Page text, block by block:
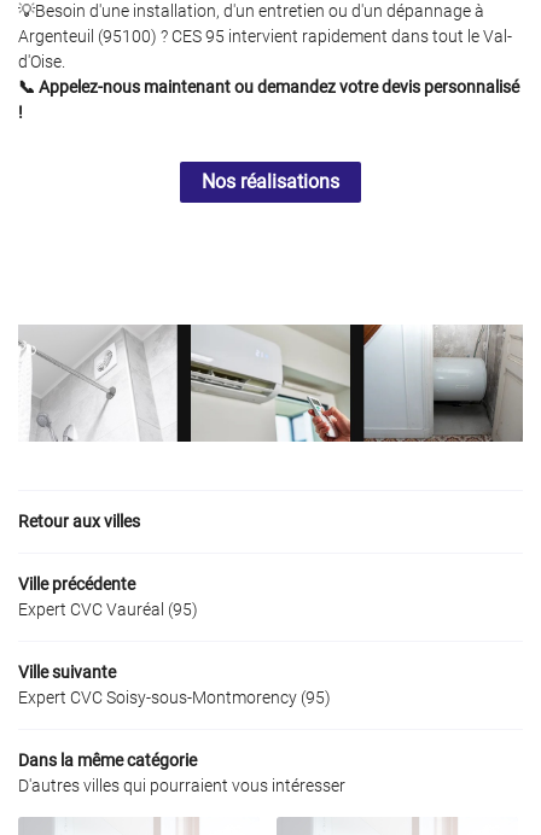
💡Besoin d'une installation, d'un entretien ou d'un dépannage à
Argenteuil (95100) ? CES 95 intervient rapidement dans tout le Val-
d'Oise.
📞 Appelez-nous maintenant ou demandez votre devis personnalisé
!
Nos réalisations
Retour aux villes
Ville précédente
Expert CVC Vauréal (95)
Ville suivante
Expert CVC Soisy‑sous‑Montmorency (95)
Dans la même catégorie
D'autres villes qui pourraient vous intéresser